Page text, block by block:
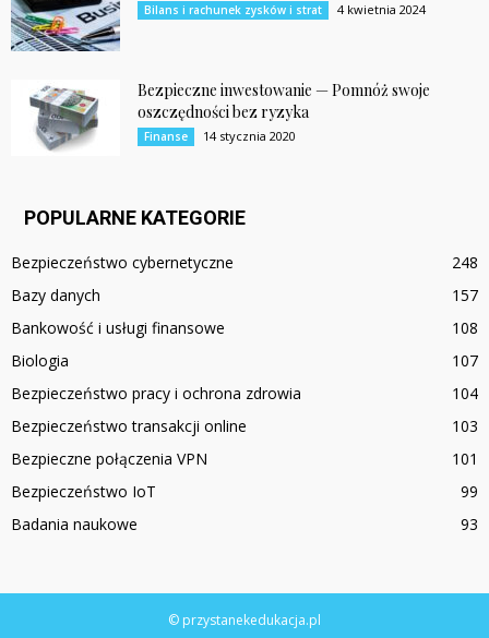
Bilans i rachunek zysków i strat 4 kwietnia 2024
Bezpieczne inwestowanie — Pomnóż swoje
oszczędności bez ryzyka
Finanse 14 stycznia 2020
POPULARNE KATEGORIE
Bezpieczeństwo cybernetyczne
248
Bazy danych
157
Bankowość i usługi finansowe
108
Biologia
107
Bezpieczeństwo pracy i ochrona zdrowia
104
Bezpieczeństwo transakcji online
103
Bezpieczne połączenia VPN
101
Bezpieczeństwo IoT
99
Badania naukowe
93
© przystanekedukacja.pl